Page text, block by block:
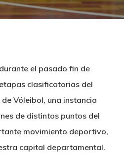
el pasado fin de
clasificatorias del
Vóleibol, una instancia
de distintos puntos del
movimiento deportivo,
capital departamental.